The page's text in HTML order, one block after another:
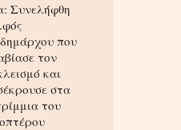
Συνελήφθη
που
τον
και
στα
του